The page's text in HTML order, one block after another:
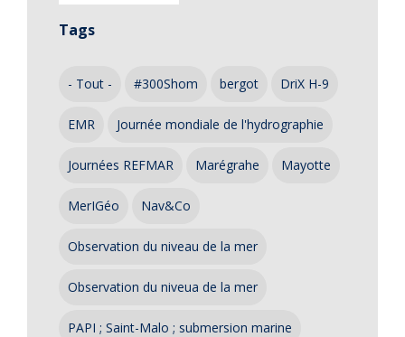
Tags
- Tout - #300Shom bergot DriX H-9
EMR Journée mondiale de l'hydrographie
Journées REFMAR Marégrahe Mayotte
MerIGéo Nav&Co
Observation du niveau de la mer
Observation du niveua de la mer
PAPI ; Saint-Malo ; submersion marine